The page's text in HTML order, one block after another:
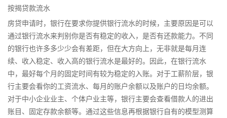
按揭贷款流水
房贷申请时，银行在要求你提供银行流水的时候，主要原因是可以
通过银行流水来判别你是否有稳定的收入，是否有还款能力。不同
的银行也许多多少少会有差距，但在大方向上，无非就是每月连
续、收入稳定、收入高的银行流水是最好的。因此，在银行流水
中，最好每个月的固定时间有较为稳定的入账。对于工薪阶层，银
行主要会看你的工资流水、每月的账户余额以及账户的日均余额。
对于中小企业业主、个体户业主等，银行主要会查看借款人的进出
账目、固定存款余额等。通过这些信息再根据银行自有的模型测算